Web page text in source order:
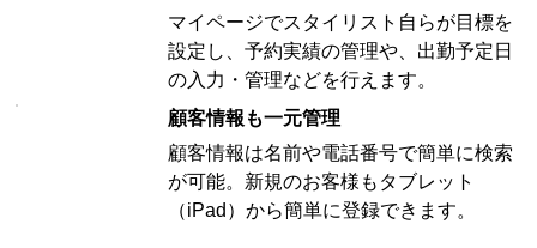
マイページでスタイリスト自らが目標を
設定し、予約実績の管理や、出勤予定日
の入力・管理などを行えます。
顧客情報も一元管理
顧客情報は名前や電話番号で簡単に検索
が可能。新規のお客様もタブレット
（iPad）から簡単に登録できます。